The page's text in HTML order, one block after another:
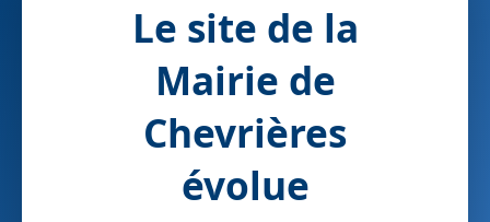
Le site de la
Mairie de
Chevrières
évolue